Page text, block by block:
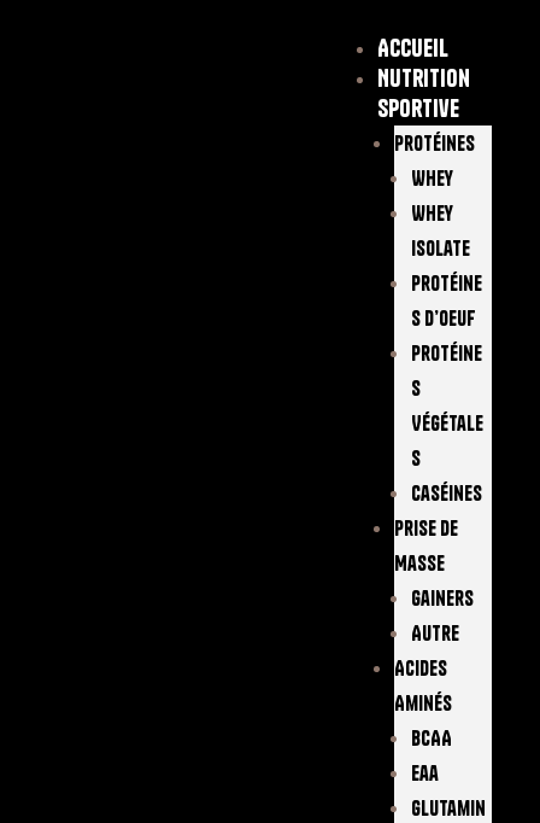
Accueil
Nutrition
sportive
Protéines
Whey
Whey
Isolate
Protéine
S D’oeuf
Protéine
S
Végétale
S
Caséines
Prise De
Masse
Gainers
Autre
Acides
Aminés
BCAA
Eaa
Glutamin